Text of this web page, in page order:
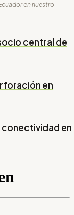
en nuestro
central de
en
en